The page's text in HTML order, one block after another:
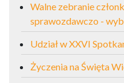
Walne zebranie
sprawozdawczo -
Udział w XXVI
Życzenia na Święta